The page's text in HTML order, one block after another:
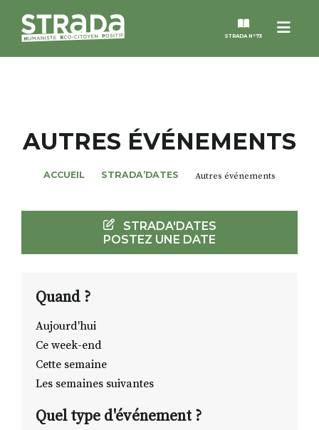
Menu
STRADA N°73
MAGAZINES
NOS THÈMES
STRADA’DATES
ALTER STRADA
ROSÉE DE MAI
S'INSCRIRE À LA NEWSLETTER
FACEBOOKINSTAGRAM
LINKEDIN
AUTRES ÉVÉNEMENTS
ACCUEIL STRADA’DATES Autres événements
STRADA'DATES
POSTEZ UNE DATE
Quand ?
Aujourd'hui
Ce week-end
Cette semaine
Les semaines suivantes
Quel type d'événement ?